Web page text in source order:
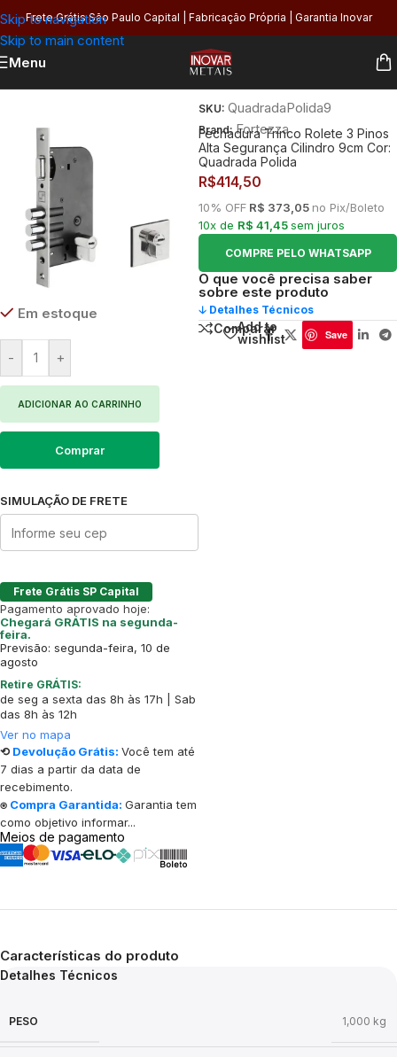
Skip to navigation
Skip to main content
Frete Grátis São Paulo Capital | Fabricação Própria | Garantia Inovar
Menu
Em estoque
- +
ADICIONAR AO CARRINHO
Comprar
SIMULAÇÃO DE FRETE
Frete Grátis SP Capital
Pagamento aprovado hoje:
Chegará GRÁTIS na segunda-
feira.
Previsão: segunda-feira, 10 de
agosto
Retire GRÁTIS:
de seg a sexta das 8h às 17h | Sab
das 8h às 12h
Ver no mapa
⟲ Devolução Grátis: Você tem até
7 dias a partir da data de
recebimento.
⍟ Compra Garantida: Garantia tem
como objetivo informar...
Meios de pagamento
SKU: QuadradaPolida9
Brand:Fortezza
Fechadura Trinco Rolete 3 Pinos
Alta Segurança Cilindro 9cm Cor:
Quadrada Polida
R$414,50
10% OFF R$ 373,05 no Pix/Boleto
10x de R$ 41,45sem juros
COMPRE PELO WHATSAPP
O que você precisa saber
sobre este produto
🡣 Detalhes Técnicos
Comparar
Add to
wishlist
Save
Características do produto
Detalhes Técnicos
PESO 1,000 kg